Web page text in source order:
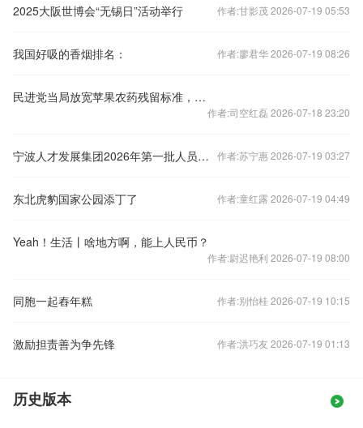
2025大阪世博会“无锡日”活动举行 作者:甘影茂 2026-07-19 05:53
我国好吸的香烟排名： 作者:廖君华 2026-07-19 08:26
民进党当局放宽苹果农药残留标准，岛内质疑与美方相关，国台办回应
作者:司空红磊 2026-07-18 23:20
宁波人才发展集团2026年第一批人员招聘公告 作者:苏宁惠 2026-07-19 03:27
东北虎豹国家公园添丁了 作者:童红露 2026-07-19 04:49
Yeah！生活丨啥地方啊，能上人民币？
作者:尉迟艳利 2026-07-19 08:00
同胞一起舂年糕 作者:别怡桂 2026-07-19 10:15
激励担责善为争先锋 作者:洪巧友 2026-07-19 01:13
历史版本